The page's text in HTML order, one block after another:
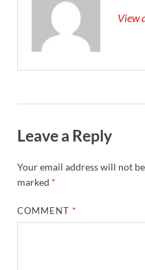
View
Leave a Reply
Your email address will not
marked *
COMMENT*